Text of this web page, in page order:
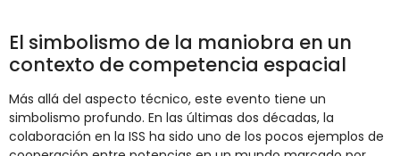
El simbolismo de la maniobra en un
contexto de competencia espacial
Más allá del aspecto técnico, este evento tiene un
simbolismo profundo. En las últimas dos décadas, la
colaboración en la ISS ha sido uno de los pocos ejemplos de